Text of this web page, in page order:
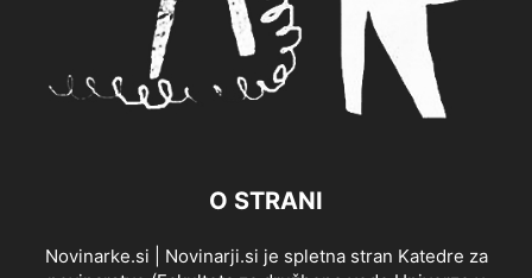
O STRANI
Novinarke.si | Novinarji.si je spletna stran Katedre za